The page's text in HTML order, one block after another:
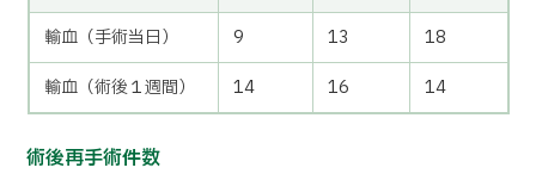
輸血（手術当日）
9 13
18
輸血（術後１週間）
14 16 14
術後再手術件数